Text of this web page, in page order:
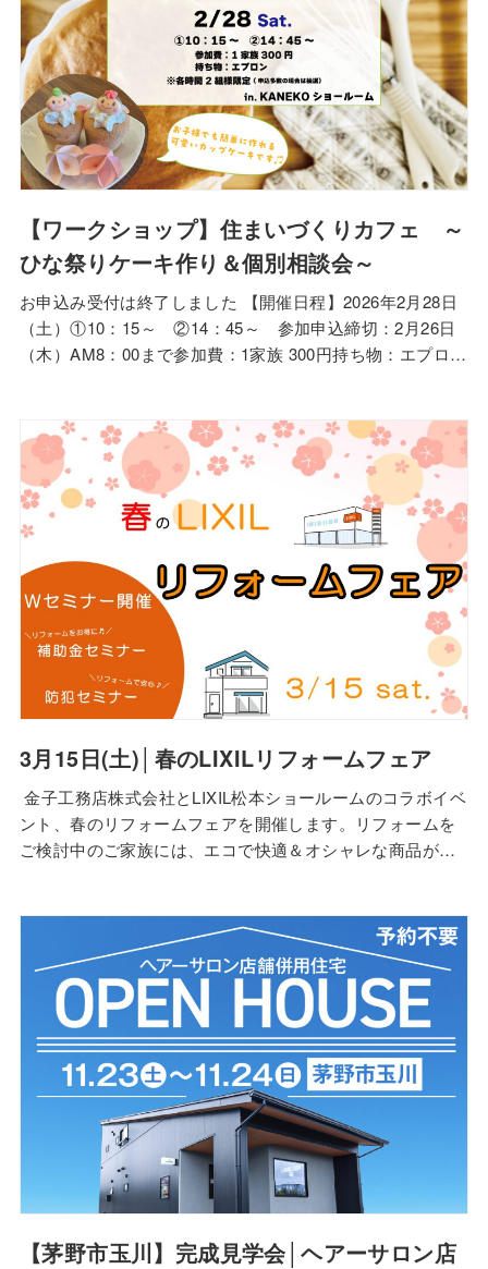
【ワークショップ】住まいづくりカフェ ～
ひな祭りケーキ作り＆個別相談会～
お申込み受付は終了しました 【開催日程】2026年2月28日
（土）①10：15～ ②14：45～ 参加申込締切：2月26日
（木）AM8：00まで参加費：1家族 300円持ち物：エプロン
ます。 参加人数やお子さまのご年齢などは、2/26（木）
以降で個…
3月15日(土)│春のLIXILリフォームフェア
金子工務店株式会社とLIXIL松本ショールームのコラボイベ
ント、春のリフォームフェアを開催します。リフォームを
ご検討中のご家族には、エコで快適＆オシャレな商品が充
く 知って得する♪知って為になる♬ セミナー同時開催
【お家・家族を守るために！防犯セミ…
【茅野市玉川】完成見学会│ヘアーサロン店